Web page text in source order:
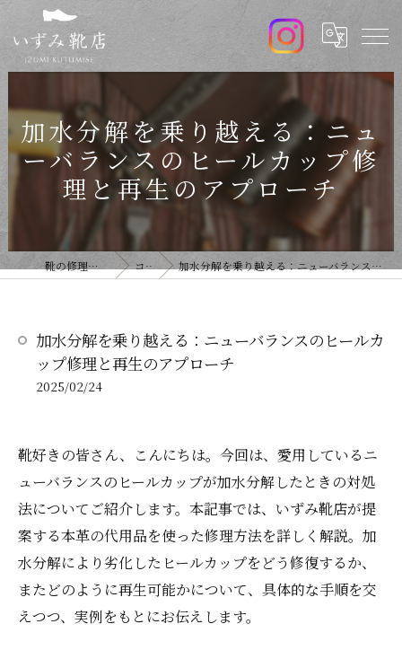
加水分解を乗り越える：ニュ
ーバランスのヒールカップ修
理と再生のアプローチ
靴の修理ならいずみ靴店 コラム 加水分解を乗り越える：ニューバランスのヒールカップ修理と再生のアプローチ
加水分解を乗り越える：ニューバランスのヒールカ
ップ修理と再生のアプローチ
2025/02/24
靴好きの皆さん、こんにちは。今回は、愛用しているニ
ューバランスのヒールカップが加水分解したときの対処
法についてご紹介します。本記事では、いずみ靴店が提
案する本革の代用品を使った修理方法を詳しく解説。加
水分解により劣化したヒールカップをどう修復するか、
またどのように再生可能かについて、具体的な手順を交
えつつ、実例をもとにお伝えします。